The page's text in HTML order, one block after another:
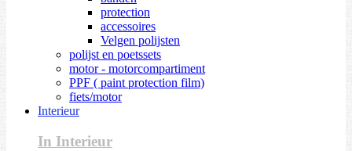
protection
accessoires
Velgen polijsten
polijst en poetssets
motor - motorcompartiment
PPF ( paint protection film)
fiets/motor
Interieur
In Interieur